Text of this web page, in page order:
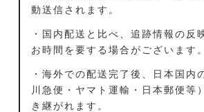
動送信されます。
・国内配送と比べ、追跡情報の反
お時間を要する場合がございます。
・海外での配送完了後、日本国内
川急便・ヤマト運輸・日本郵便等
き継がれます。